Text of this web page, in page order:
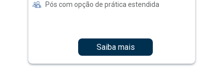
Pós com opção de prática estendida
Saiba mais